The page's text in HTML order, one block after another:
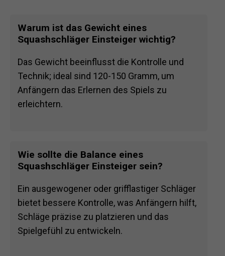
Warum ist das Gewicht eines
Squashschläger Einsteiger wichtig?
Das Gewicht beeinflusst die Kontrolle und
Technik; ideal sind 120-150 Gramm, um
Anfängern das Erlernen des Spiels zu
erleichtern.
Wie sollte die Balance eines
Squashschläger Einsteiger sein?
Ein ausgewogener oder grifflastiger Schläger
bietet bessere Kontrolle, was Anfängern hilft,
Schläge präzise zu platzieren und das
Spielgefühl zu entwickeln.